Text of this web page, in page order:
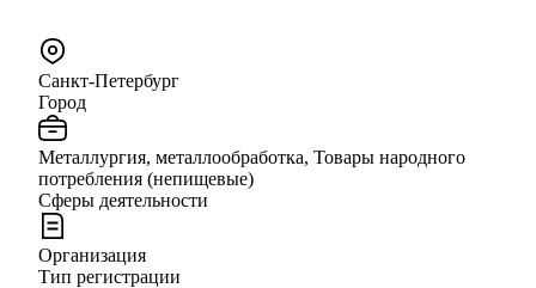
Санкт-Петербург
Город
Металлургия, металлообработка, Товары народного
потребления (непищевые)
Сферы деятельности
Организация
Тип регистрации